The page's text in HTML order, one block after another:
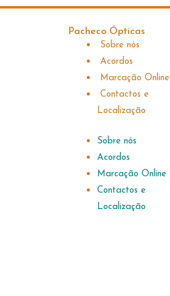
Pacheco Ópticas
Sobre nós
Acordos
Marcação Online
Contactos e
Localização
Sobre nós
Acordos
Marcação Online
Contactos e
Localização